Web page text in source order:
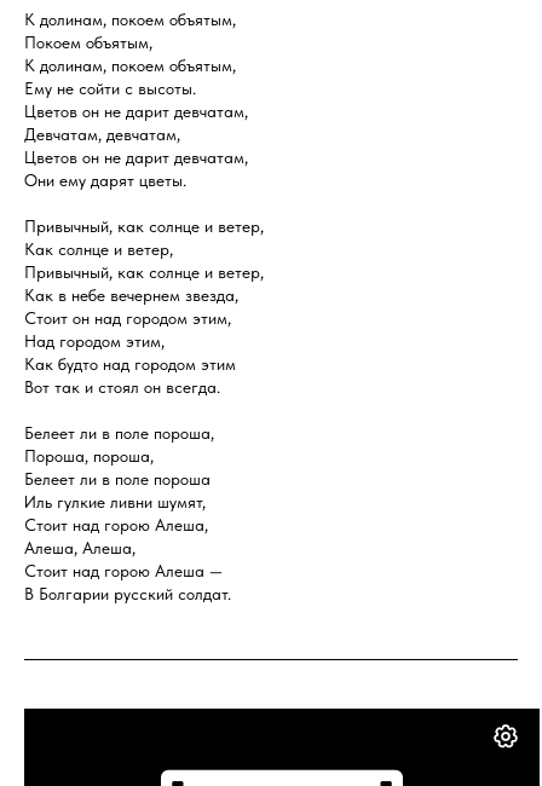
К долинам, покоем объятым,
Покоем объятым,
К долинам, покоем объятым,
Ему не сойти с высоты.
Цветов он не дарит девчатам,
Девчатам, девчатам,
Цветов он не дарит девчатам,
Они ему дарят цветы.
Привычный, как солнце и ветер,
Как солнце и ветер,
Привычный, как солнце и ветер,
Как в небе вечернем звезда,
Стоит он над городом этим,
Над городом этим,
Как будто над городом этим
Вот так и стоял он всегда.
Белеет ли в поле пороша,
Пороша, пороша,
Белеет ли в поле пороша
Иль гулкие ливни шумят,
Стоит над горою Алеша,
Алеша, Алеша,
Стоит над горою Алеша —
В Болгарии русский солдат.